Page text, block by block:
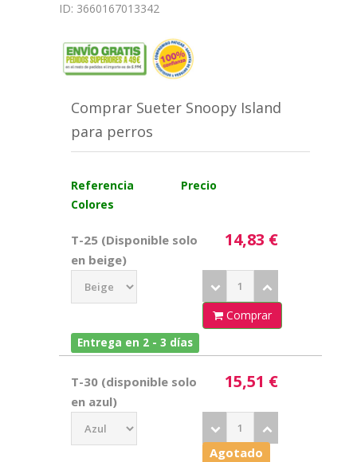
ID: 3660167013342
Comprar Sueter Snoopy Island
para perros
Referencia
Precio
Colores
T-25 (Disponible solo
en beige)
14,83 €
Comprar
Entrega en 2 - 3 días
T-30 (disponible solo
en azul)
15,51 €
Agotado